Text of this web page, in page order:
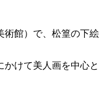
術館）で、松篁の下絵
かけて美人画を中心と